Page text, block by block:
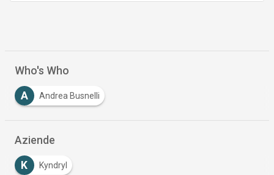
Who's Who
A Andrea Busnelli
Aziende
K Kyndryl